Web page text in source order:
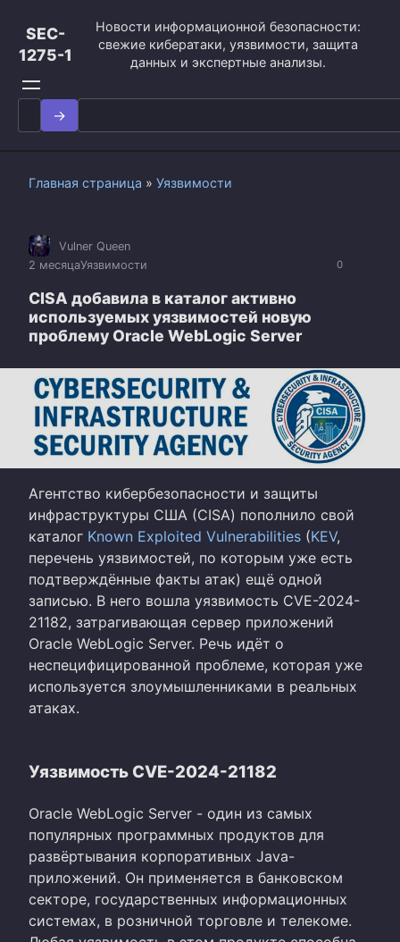
контенту
SEC-
1275-1
Новости информационной безопасности:
свежие кибератаки, уязвимости, защита
данных и экспертные анализы.
Search
for:
Главная страница » Уязвимости
0
Vulner Queen
2 месяцаУязвимости
CISA добавила в каталог активно
используемых уязвимостей новую
проблему Oracle WebLogic Server
Агентство кибербезопасности и защиты
инфраструктуры США (CISA) пополнило свой
каталог Known Exploited Vulnerabilities (KEV,
перечень уязвимостей, по которым уже есть
подтверждённые факты атак) ещё одной
записью. В него вошла уязвимость CVE-2024-
21182, затрагивающая сервер приложений
Oracle WebLogic Server. Речь идёт о
неспецифицированной проблеме, которая уже
используется злоумышленниками в реальных
атаках.
Уязвимость CVE-2024-21182
Oracle WebLogic Server - один из самых
популярных программных продуктов для
развёртывания корпоративных Java-
приложений. Он применяется в банковском
секторе, государственных информационных
системах, в розничной торговле и телекоме.